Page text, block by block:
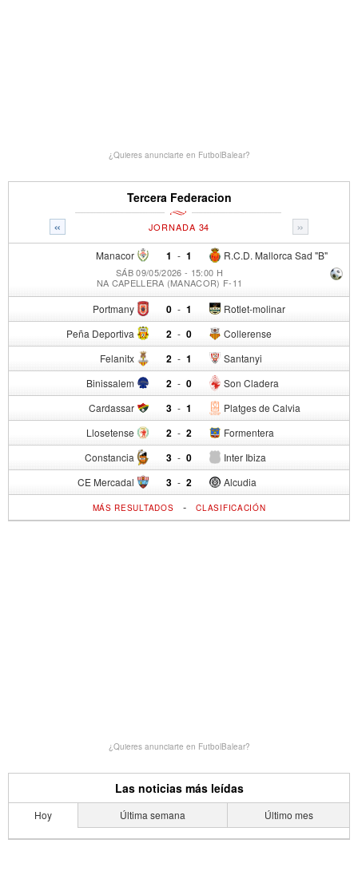
¿Quieres anunciarte en FutbolBalear?
Tercera Federacion
« »
JORNADA 34
Manacor 1 - R.C.D. Mallorca Sad "B"
1
SÁB 09/05/2026 - 15:00 H
NA CAPELLERA (MANACOR) F-11
Portmany 0 - Rotlet-molinar
1
Peña Deportiva 2 - Collerense
0
Felanitx 2 - Santanyi
1
Binissalem 2 - Son Cladera
0
Cardassar 3 - Platges de Calvia
1
Llosetense 2 - Formentera
2
Constancia 3 - Inter Ibiza
0
CE Mercadal 3 - Alcudia
2
MÁS RESULTADOS -CLASIFICACIÓN
¿Quieres anunciarte en FutbolBalear?
Las noticias más leídas
Hoy Última semana Último mes